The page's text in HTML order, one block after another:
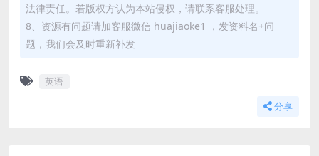
法律责任。若版权方认为本站侵权，请联系客服处理。
8、资源有问题请加客服微信 huajiaoke1 ，发资料名+问
题，我们会及时重新补发
英语
分享